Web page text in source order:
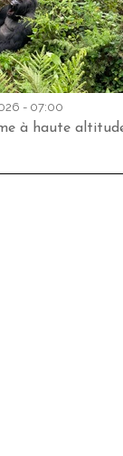
- 07:00
à haute